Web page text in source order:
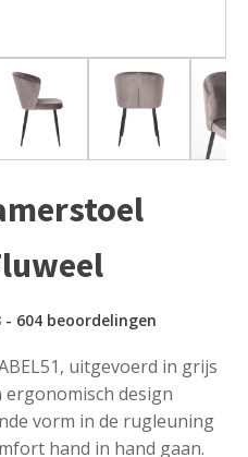
- 604 beoordelingen
uitgevoerd in grijs
design
vorm in de rugleuning
hand in hand gaan.